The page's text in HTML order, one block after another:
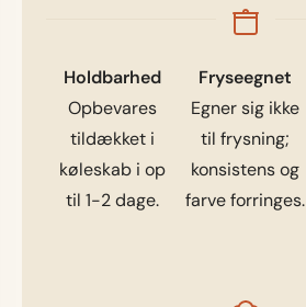
Holdbarhed
Opbevares
tildækket i
køleskab i op
til 1-2 dage.
Fryseegnet
Egner sig ikke
til frysning;
konsistens og
farve forringes.